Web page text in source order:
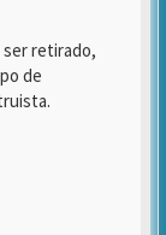
ser retirado,
de